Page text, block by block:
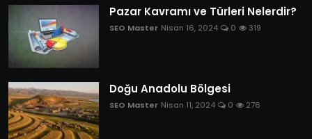
Pazar Kavramı ve Türleri Nelerdir?
SEO Master Nisan 16, 2024 0 319
Doğu Anadolu Bölgesi
SEO Master Nisan 11, 2024 0 276